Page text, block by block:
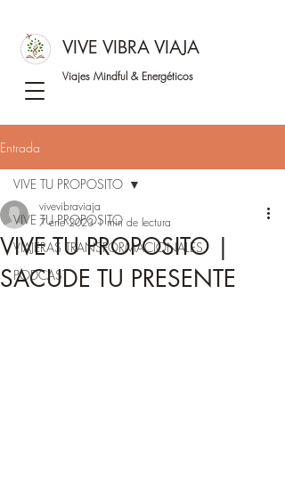
VIVE VIBRA VIAJA
Viajes Mindful & Energéticos
Entrada
VIVE TU PROPOSITO
VIAJERAS TRANSFORMACIONALES
PODCAST
VIVE TU PROPOSITO
VIVE TU PROPOSITO |
SACUDE TU PRESENTE
vivevibraviaja
7 ene 2023 1 min de lectura